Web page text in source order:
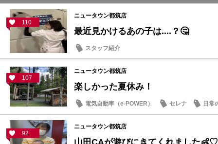
110
ニュータウン都筑店
最近見かけるあの子は....？🤔
スタッフ紹介
107
ニュータウン都筑店
楽しかった夏休み！
電気自動車（e-POWER） セレナ 日常
92
ニュータウン都筑店
山田CAが遊びにきてくれました👶♡